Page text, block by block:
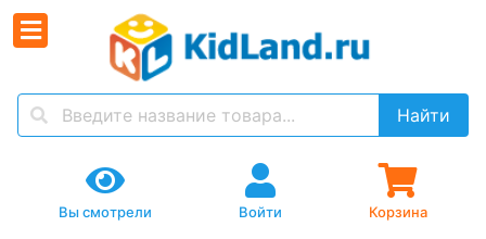
Найти
Вы смотрели Войти Корзина